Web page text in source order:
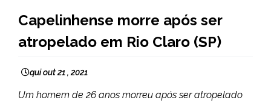
NOTÍCIAS
Capelinhense morre após ser
atropelado em Rio Claro (SP)
qui out 21 , 2021
Um homem de 26 anos morreu após ser atropelado